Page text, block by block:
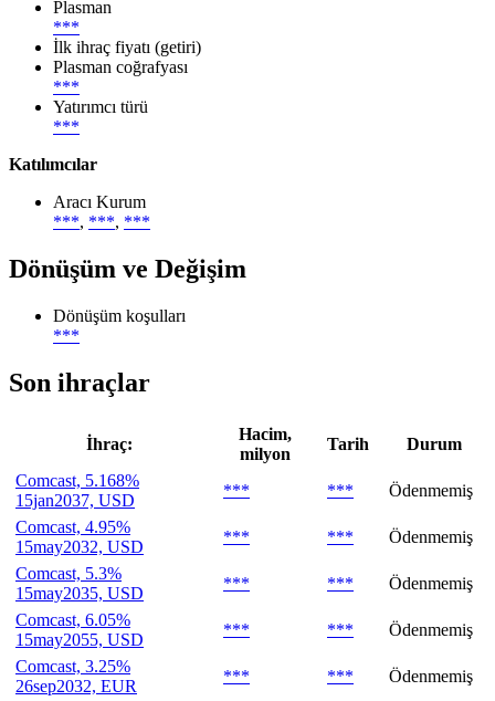
Plasman
***
İlk ihraç fiyatı (getiri)
Plasman coğrafyası
***
Yatırımcı türü
***
Katılımcılar
Aracı Kurum
***, ***, ***
Dönüşüm ve Değişim
Dönüşüm koşulları
***
Son ihraçlar
İhraç:
Hacim,
milyon
Tarih
Durum
Comcast, 5.168%
15jan2037, USD
*** ***
Ödenmemiş
Comcast, 4.95%
15may2032, USD
*** ***
Ödenmemiş
Comcast, 5.3%
15may2035, USD
*** ***
Ödenmemiş
Comcast, 6.05%
15may2055, USD
*** ***
Ödenmemiş
Comcast, 3.25%
26sep2032, EUR
*** ***
Ödenmemiş